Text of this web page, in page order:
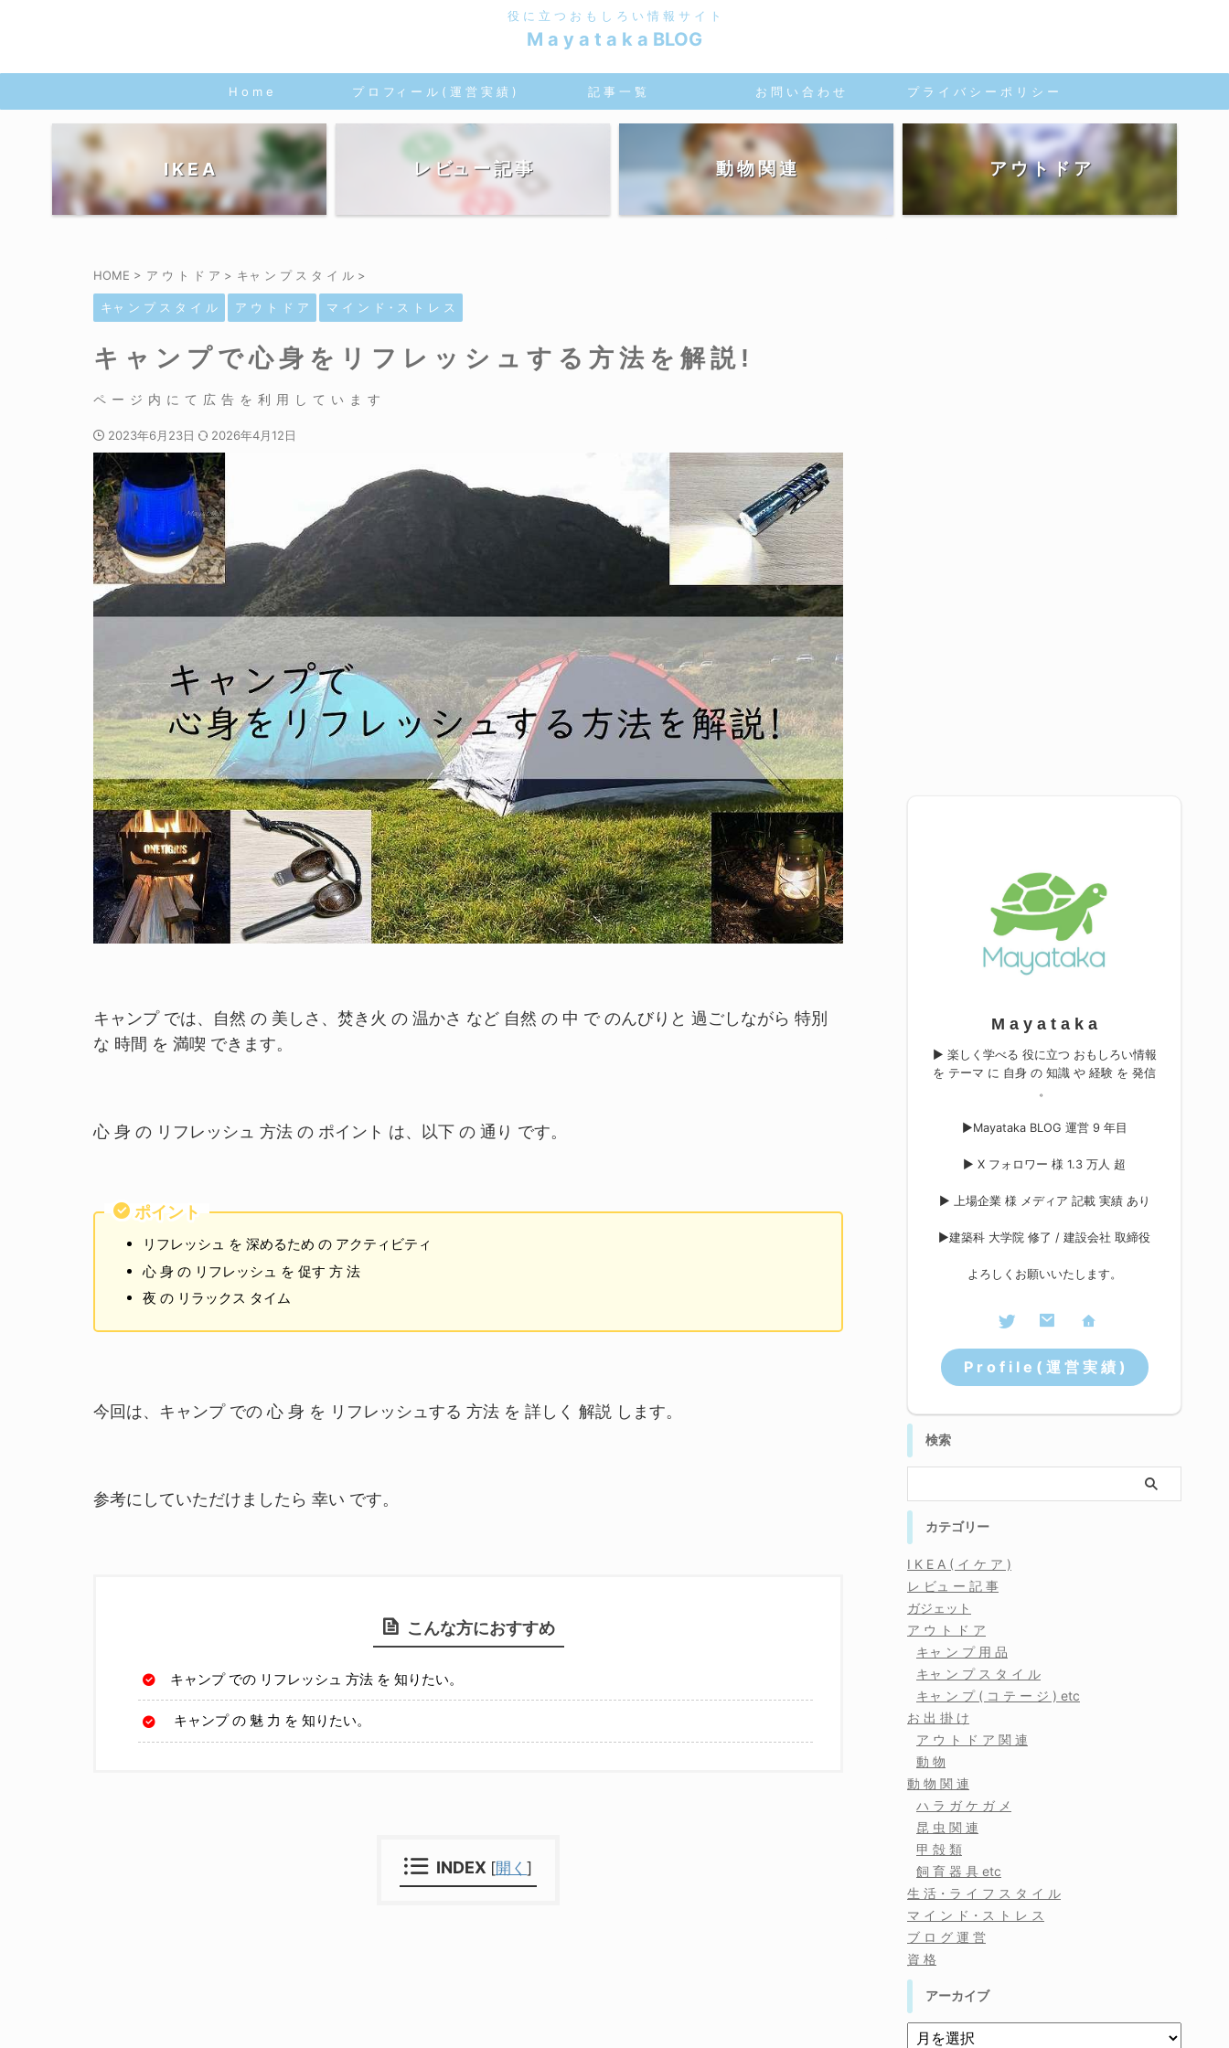
役 に 立 つ お も し ろ い 情 報 サ イ ト
M a y a t a k a BLOG
H o m e プ ロ フィ ー ル ( 運 営 実 績 ) 記 事 一 覧 お 問 い 合 わ せ プ ラ イ バ シ ー ポ リ シ ー
I K E A レ ビュ ー 記 事 動 物 関 連 ア ウ ト ド ア
HOME > ア ウ ト ド ア > キャ ン プ ス タ イ ル >
キャ ン プ ス タ イ ル ア ウ ト ド ア マ イ ン ド・ス ト レ ス
キャンプで心身をリフレッシュする方法を解説!
2023年6月23日 2026年4月12日
キャンプ では、自然 の 美しさ、焚き火 の 温かさ など 自然 の 中 で のんびりと 過ごしながら 特別
な 時間 を 満喫 できます。
心 身 の リフレッシュ 方法 の ポイント は、以下 の 通り です。
ポイント
リフレッシュ を 深めるため の アクティビティ
心 身 の リフレッシュ を 促す 方 法
夜 の リラックス タイム
今回は、キャンプ での 心 身 を リフレッシュする 方法 を 詳しく 解説 します。
参考にしていただけましたら 幸い です。
こんな方におすすめ
キャンプ での リフレッシュ 方法 を 知りたい。
キャンプ の 魅 力 を 知りたい。
INDEX [開く ]
M a y a t a k a
▶︎ 楽しく学べる 役に立つ おもしろい情報
を テーマ に 自身 の 知識 や 経験 を 発信
。
▶︎Mayataka BLOG 運営 9 年目
▶︎ X フォロワー 様 1.3 万人 超
▶︎ 上場企業 様 メディア 記載 実績 あり
▶︎建築科 大学院 修了 / 建設会社 取締役
よろしくお願いいたします。
P r o f i l e ( 運 営 実 績 )
検索
カテゴリー
I K E A ( イ ケ ア )
レ ビュ ー 記 事
ガジェット
ア ウ ト ド ア
キャ ン プ 用 品
キャ ン プ ス タ イ ル
キャ ン プ ( コ テ ー ジ ) etc
お 出 掛 け
ア ウ ト ド ア 関 連
動 物
動 物 関 連
ハ ラ ガ ケ ガ メ
昆 虫 関 連
甲 殻 類
飼 育 器 具 etc
生 活・ラ イ フ ス タ イ ル
マ イ ン ド・ス ト レ ス
ブ ロ グ 運 営
資 格
アーカイブ